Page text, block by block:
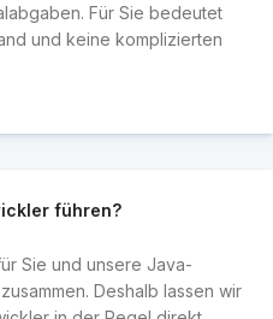
Für Sie bedeutet
und keine komplizierten
führen?
Sie und unsere Java-
Deshalb lassen wir